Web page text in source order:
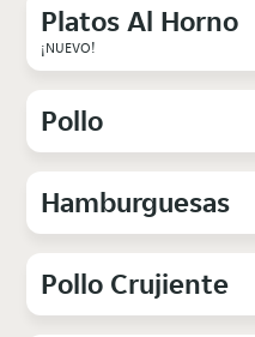
Platos Al Horno
¡NUEVO!
Pollo
Hamburguesas
Pollo Crujiente